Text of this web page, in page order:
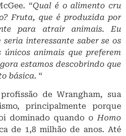
“Qual é o alimento cru
Fruta, que é produzida por
para atrair animais. Eu
interessante saber se os
únicos animais que preferem
estamos descobrindo que
básica. “
de Wrangham, sua
principalmente porque
dominado quando oHomo
de 1,8 milhão de anos. Até